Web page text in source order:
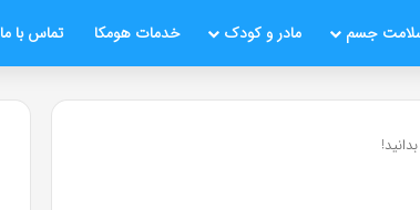
جسم مادر و کودک خدمات هومکا تماس با ما